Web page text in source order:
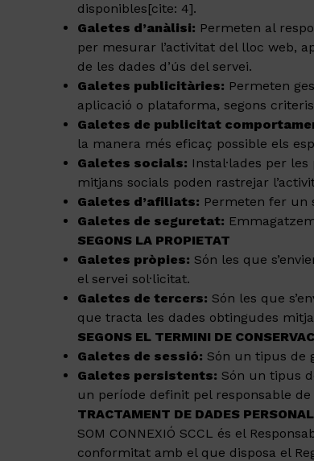
disponibles[cite: 4].
Galetes d’anàlisi: Permeten al
per mesurar l’activitat del lloc web,
de les dades d’ús del servei.
Galetes publicitàries: Permeten
aplicació o plataforma, segons
Galetes de publicitat
la manera més eficaç possible els
Galetes socials: Instal·lades per
mitjans socials poden rastrejar
Galetes d’afiliats: Permeten fer un
Galetes de seguretat:
SEGONS LA PROPIETAT
Galetes pròpies: Són les que
el servei sol·licitat.
Galetes de tercers: Són les que
que tracta les dades obtingudes
SEGONS EL TERMINI DE
Galetes de sessió: Són un tipus de
Galetes persistents: Són un tipus
un període definit pel responsable
TRACTAMENT DE DADES
SOM CONNEXIÓ SCCL és el
conformitat amb el que disposa el